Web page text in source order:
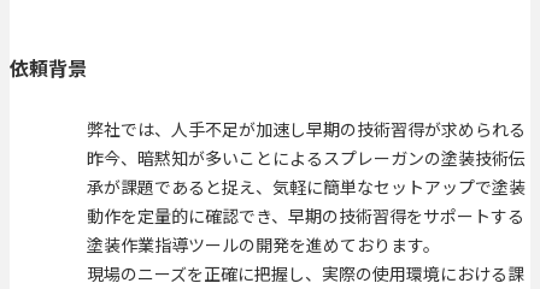
依頼背景
弊社では、人手不足が加速し早期の技術習得が求められる
昨今、暗黙知が多いことによるスプレーガンの塗装技術伝
承が課題であると捉え、気軽に簡単なセットアップで塗装
動作を定量的に確認でき、早期の技術習得をサポートする
塗装作業指導ツールの開発を進めております。
現場のニーズを正確に把握し、実際の使用環境における課